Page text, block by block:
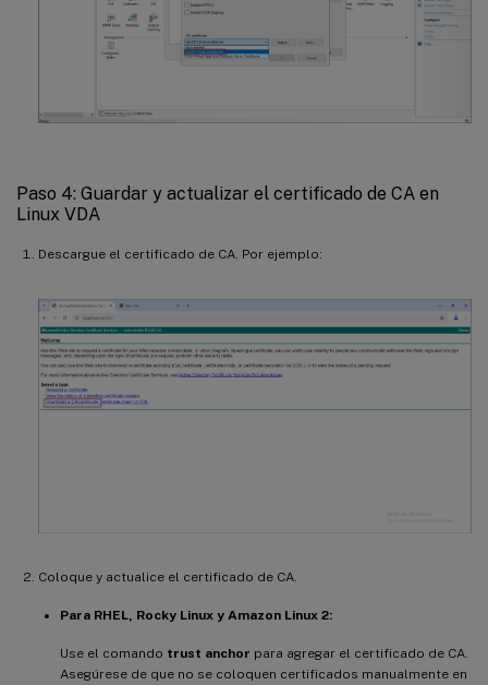
Paso 4: Guardar y actualizar el certificado de CA en
Linux VDA
Descargue el certificado de CA. Por ejemplo:
Coloque y actualice el certificado de CA.
Para RHEL, Rocky Linux y Amazon Linux 2:
Use el comando trust anchor para agregar el certificado de CA.
Asegúrese de que no se coloquen certificados manualmente en